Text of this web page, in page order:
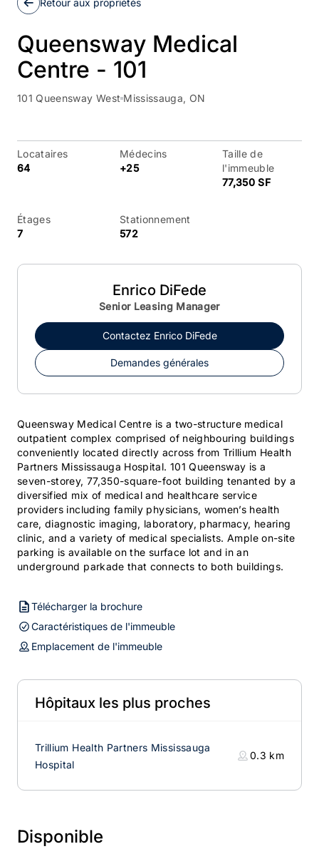
Retour aux propriétés
Queensway Medical
Centre - 101
101 Queensway West Mississauga, ON
Locataires
64
Médecins
+25
Taille de
l'immeuble
77,350 SF
Étages
7
Stationnement
572
Enrico DiFede
Senior Leasing Manager
Contactez Enrico DiFede
Demandes générales
Queensway Medical Centre is a two-structure medical
outpatient complex comprised of neighbouring buildings
conveniently located directly across from Trillium Health
Partners Mississauga Hospital. 101 Queensway is a
seven-storey, 77,350-square-foot building tenanted by a
diversified mix of medical and healthcare service
providers including family physicians, women’s health
care, diagnostic imaging, laboratory, pharmacy, hearing
clinic, and a variety of medical specialists. Ample on-site
parking is available on the surface lot and in an
underground parkade that connects to both buildings.
Télécharger la brochure
Caractéristiques de l'immeuble
Emplacement de l'immeuble
Hôpitaux les plus proches
Trillium Health Partners Mississauga
Hospital
0.3 km
Disponible